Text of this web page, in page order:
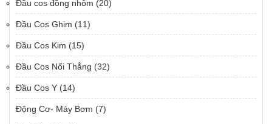
Đầu cos đồng nhôm (20)
Đầu Cos Ghim (11)
Đầu Cos Kim (15)
Đầu Cos Nối Thẳng (32)
Đầu Cos Y (14)
Động Cơ- Máy Bơm (7)